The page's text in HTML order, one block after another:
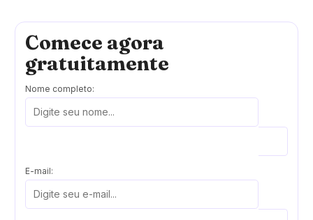
Comece agora
gratuitamente
Nome completo:
E-mail: